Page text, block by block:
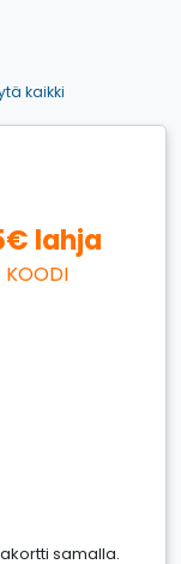
kaikki
lahja
KOODI
samalla.